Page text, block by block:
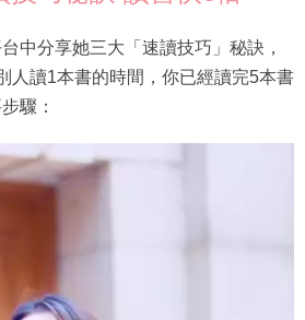
中分享她三大「速讀技巧」秘訣，
人讀1本書的時間，你已經讀完5本書
驟：